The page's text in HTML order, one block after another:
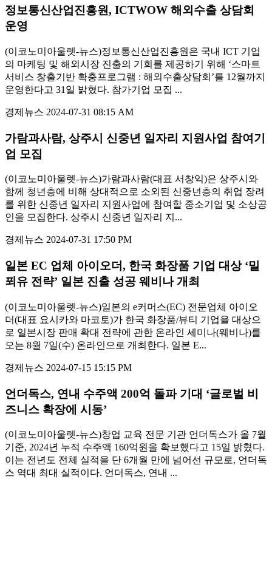
정보통신산업진흥원, ICTWOW 해외수출 상담회
운영
(이코노미아울렛-뉴스)정보통신산업진흥원은 국내 ICT 기업
의 마케팅 및 해외시장 진출의 기회를 제공하기 위해 ‘스마트
서비스 창출기반 확충프로그램 : 해외수출상담회’를 12월까지
운영한다고 31일 밝혔다. 참가기업 모집 ...
경제뉴스 2024-07-31 08:15 AM
가람과사람, 상주시 신중년 일자리 지원사업 참여기
업 모집
(이코노미아울렛-뉴스)가람과사람(대표 서창익)은 상주시와
함께 청년층에 비해 상대적으로 소외된 신중년층의 취업 장려
를 위한 신중년 일자리 지원사업에 참여할 중소기업 및 소상공
인을 모집한다. 상주시 신중년 일자리 지...
경제뉴스 2024-07-31 17:50 PM
일본 EC 업체 아이오더, 한국 화장품 기업 대상 ‘밀
푀유 전략’ 일본 진출 성공 웨비나 개최
(이코노미아울렛-뉴스)일본의 e커머스(EC) 전문업체 아이오
더(대표 요시카와 마코토)가 한국 화장품/뷰티 기업을 대상으
로 일본시장 판매 확대 전략에 관한 온라인 세미나(웨비나)를
오는 8월 7일(수) 온라인으로 개최한다. 일본 E...
경제뉴스 2024-07-15 15:15 PM
언더독스, 연내 수주액 200억 돌파 기대 ‘글로벌 비
즈니스 확장에 시동’
(이코노미아울렛-뉴스)창업 교육 전문 기관 언더독스가 올 7월
기준, 2024년 누적 수주액 160억원을 확보했다고 15일 밝혔다.
이는 전년도 전체 실적을 단 6개월 만에 넘어선 규모로, 언더독
스 역대 최대 실적이다. 언더독스, 연내 ...